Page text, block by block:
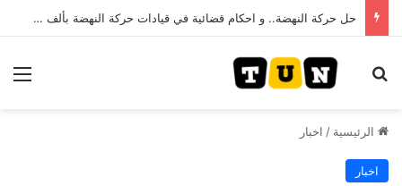
حل حركة النهضة.. و احكام قضائية في قيادات حركة النهضة بألف و400عام سجــن……
بحث عن
الرئيسية / اخبار
اخبار